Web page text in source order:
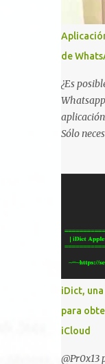
de
¿Es
Sólo
RAGE).
algunos
montar
ahora
con
empezar
que digo
tenemos
un php
iDict,
para
iCloud
@Pr0x13